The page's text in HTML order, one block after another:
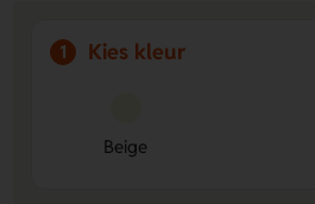
reisset.
Persoonlijk te maken
doosje geven een natuurlijke look.
1 Kies kleur
Beige